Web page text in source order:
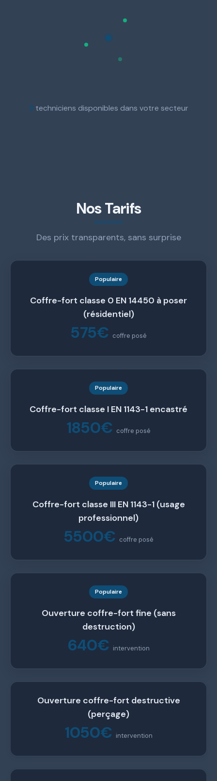
3 techniciens disponibles dans votre secteur
Nos Tarifs
Des prix transparents, sans surprise
Populaire
Coffre-fort classe 0 EN 14450 à poser
(résidentiel)
575€ coffre posé
Populaire
Coffre-fort classe I EN 1143-1 encastré
1850€ coffre posé
Populaire
Coffre-fort classe III EN 1143-1 (usage
professionnel)
5500€ coffre posé
Populaire
Ouverture coffre-fort fine (sans
destruction)
640€ intervention
Ouverture coffre-fort destructive
(perçage)
1050€ intervention